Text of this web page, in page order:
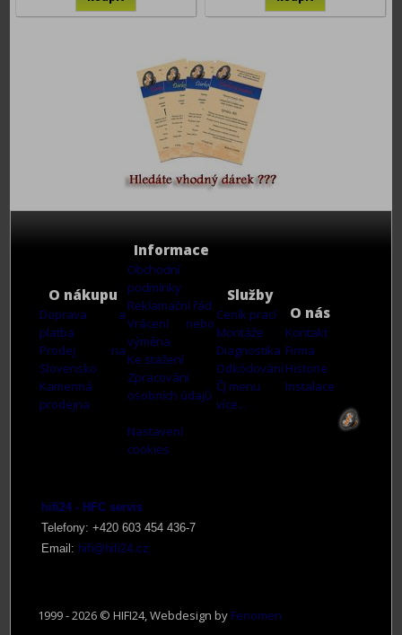
O nákupu
Doprava a
platba
Prodej na
Slovensko
Kamenná
prodejna
Informace
Obchodní
podmínky
Reklamační řád
Vrácení nebo
výměna
Ke stažení
Zpracování
osobních údajů
Nastavení
cookies
Služby
Ceník prací
Montáže
Diagnostika
Odkódování
ČJ menu
více...
O nás
Kontakt
Firma
Historie
Instalace
hifi24 - HFC servis
Telefony: +420 603 454 436-7
Email: hifi@hifi24.cz
1999 - 2026 © HIFI24, Webdesign by Fenomen